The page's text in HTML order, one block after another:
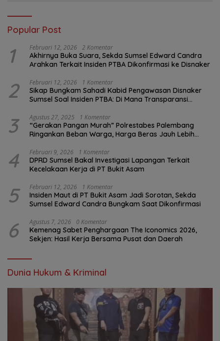
Popular Post
1 Februari 12, 2026 2 Komentar
Akhirnya Buka Suara, Sekda Sumsel Edward Candra
Arahkan Terkait Insiden PTBA Dikonfirmasi ke Disnaker
2 Februari 12, 2026 1 Komentar
Sikap Bungkam Sahadi Kabid Pengawasan Disnaker
Sumsel Soal Insiden PTBA: Di Mana Transparansi
3 Agustus 27, 2025 1 Komentar
“Gerakan Pangan Murah” Polrestabes Palembang
Ringankan Beban Warga, Harga Beras Jauh Lebih
4 Februari 9, 2026 1 Komentar
DPRD Sumsel Bakal Investigasi Lapangan Terkait
Kecelakaan Kerja di PT Bukit Asam
5 Februari 12, 2026 1 Komentar
Insiden Maut di PT Bukit Asam Jadi Sorotan, Sekda
Sumsel Edward Candra Bungkam Saat Dikonfirmasi
6 Agustus 7, 2026 0 Komentar
Kemenag Sabet Penghargaan The Iconomics 2026,
Sekjen: Hasil Kerja Bersama Pusat dan Daerah
Dunia Hukum & Kriminal